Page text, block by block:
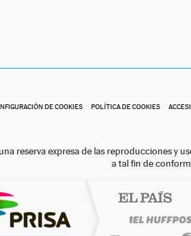
DE COOKIES POLÍTICA DE COOKIES
reserva expresa de las reproducciones y
a tal fin de